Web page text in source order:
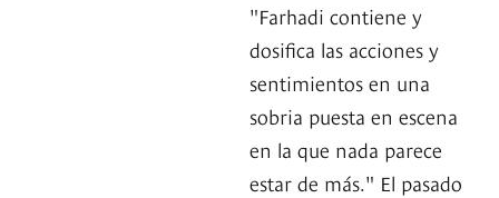
"Farhadi contiene y
dosifica las acciones y
sentimientos en una
sobria puesta en escena
en la que nada parece
estar de más." El pasado